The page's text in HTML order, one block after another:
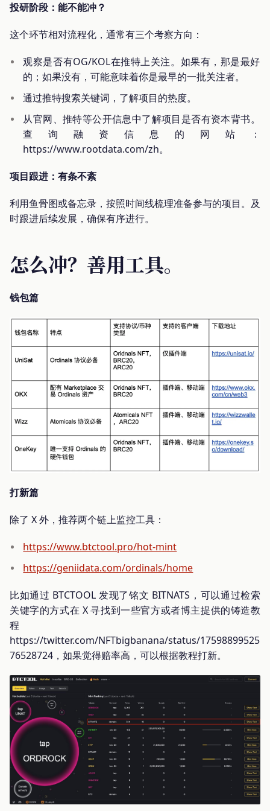
投研阶段：能不能冲？
这个环节相对流程化，通常有三个考察方向：
观察是否有OG/KOL在推特上关注。如果有，那是最好
的；如果没有，可能意味着你是最早的一批关注者。
通过推特搜索关键词，了解项目的热度。
从官网、推特等公开信息中了解项目是否有资本背书。
查询融资信息的网站：
https://www.rootdata.com/zh。
项目跟进：有条不紊
利用鱼骨图或备忘录，按照时间线梳理准备参与的项目。及
时跟进后续发展，确保有序进行。
怎么冲？善用工具。
钱包篇
打新篇
除了 X 外，推荐两个链上监控工具：
https://www.btctool.pro/hot-mint
https://geniidata.com/ordinals/home
比如通过 BTCTOOL 发现了铭文 BITNATS，可以通过检索
关键字的方式在 X 寻找到一些官方或者博主提供的铸造教
程
https://twitter.com/NFTbigbanana/status/17598899525
76528724，如果觉得赔率高，可以根据教程打新。